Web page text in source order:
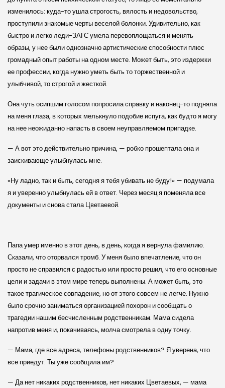
изменилось: куда-то ушла строгость, вялость и недовольство,
проступили знакомые черты веселой болонки. Удивительно, как
быстро и легко леди-ЗАГС умела перевоплощаться и менять
образы, у нее были однозначно артистические способности плюс
громадный опыт работы на одном месте. Может быть, это издержки
ее профессии, когда нужно уметь быть то торжественной и
улыбчивой, то строгой и жесткой.
Она чуть осипшим голосом попросила справку и наконец-то подняла
на меня глаза, в которых мелькнуло подобие испуга, как будто я могу
на нее неожиданно напасть в своем неуправляемом припадке.
— А вот это действительно причина, — робко прошептала она и
заискивающе улыбнулась мне.
«Ну ладно, так и быть, сегодня я тебя убивать не буду!» — подумала
я и уверенно улыбнулась ей в ответ. Через месяц я поменяла все
документы и снова стала Цветаевой.
Папа умер именно в этот день, в день, когда я вернула фамилию.
Сказали, что оторвался тромб. У меня было впечатление, что он
просто не справился с радостью или просто решил, что его основные
цели и задачи в этом мире теперь выполнены. А может быть, это
такое трагическое совпадение, но от этого совсем не легче. Нужно
было срочно заниматься организацией похорон и сообщать о
трагедии нашим бесчисленным родственникам. Мама сидела
напротив меня и, покачиваясь, молча смотрела в одну точку.
— Мама, где все адреса, телефоны родственников? Я уверена, что
все приедут. Ты уже сообщила им?
— Да нет никаких родственников, нет никаких Цветаевых, — мама